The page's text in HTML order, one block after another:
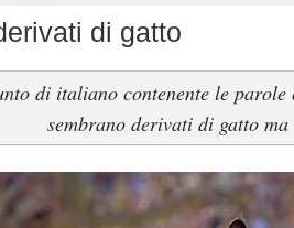
di gatto
di italiano contenente le parole
sembrano derivati di gatto ma